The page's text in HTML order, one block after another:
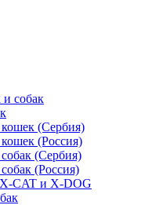
собак
(Сербия)
(Россия)
(Сербия)
(Россия)
CAT и X-DOG